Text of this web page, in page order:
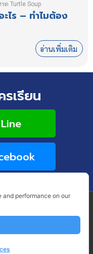
รด Turtle Soup
ไร – ทำไมต้อง
อ่านเพิ่มเติม
เรียน
KUM, BANGKOK 10230
and performance on our